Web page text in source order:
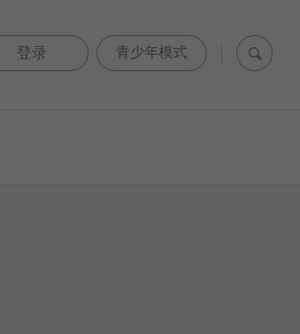
登录 青少年模式